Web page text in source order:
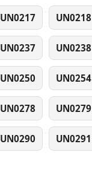
UN0217 UN0218
UN0237 UN0238
UN0250 UN0254
UN0278 UN0279
UN0290 UN0291